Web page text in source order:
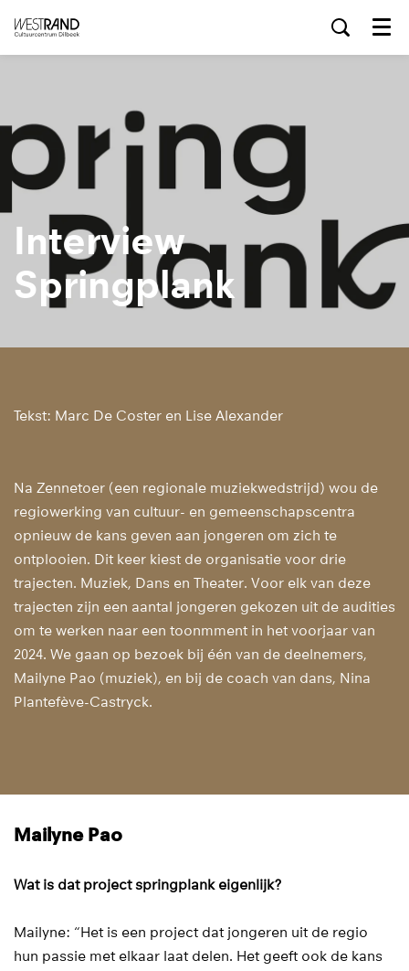
Menu
Interview
Springplank
Tekst: Marc De Coster en Lise Alexander
Na Zennetoer (een regionale muziekwedstrijd) wou de
regiowerking van cultuur- en gemeenschapscentra
opnieuw de kans geven aan jongeren om zich te
ontplooien. Dit keer kiest de organisatie voor drie
trajecten. Muziek, Dans en Theater. Voor elk van deze
trajecten zijn een aantal jongeren gekozen uit de audities
om te werken naar een toonmment in het voorjaar van
2024. We gaan op bezoek bij één van de deelnemers,
Mailyne Pao (muziek), en bij de coach van dans, Nina
Plantefève-Castryck.
Mailyne Pao
Wat is dat project springplank eigenlijk?
Mailyne: “Het is een project dat jongeren uit de regio
hun passie met elkaar laat delen. Het geeft ook de kans